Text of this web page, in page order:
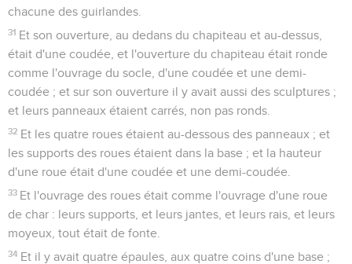
chacune des guirlandes.
31 Et son ouverture, au dedans du chapiteau et au-dessus,
était d'une coudée, et l'ouverture du chapiteau était ronde
comme l'ouvrage du socle, d'une coudée et une demi-
coudée ; et sur son ouverture il y avait aussi des sculptures ;
et leurs panneaux étaient carrés, non pas ronds.
32 Et les quatre roues étaient au-dessous des panneaux ; et
les supports des roues étaient dans la base ; et la hauteur
d'une roue était d'une coudée et une demi-coudée.
33 Et l'ouvrage des roues était comme l'ouvrage d'une roue
de char : leurs supports, et leurs jantes, et leurs rais, et leurs
moyeux, tout était de fonte.
34 Et il y avait quatre épaules, aux quatre coins d'une base ;